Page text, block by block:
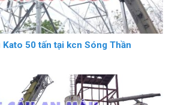
50 tấn tại kcn Sóng Thần